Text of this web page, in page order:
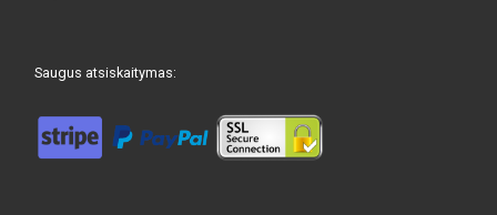
Saugus atsiskaitymas: